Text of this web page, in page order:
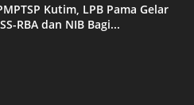
Kutim, LPB Pama Gelar
RBA dan NIB Bagi...